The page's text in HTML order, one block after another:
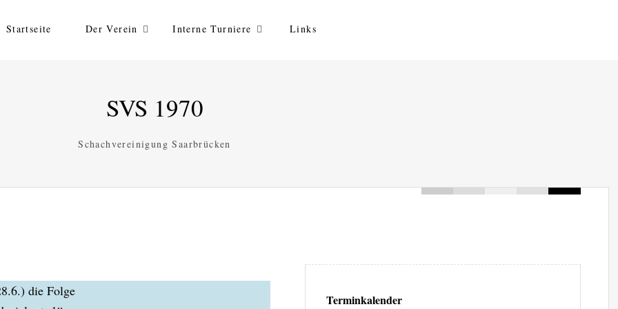
Startseite Der Verein Interne Turniere Links
SVS 1970
Schachvereinigung Saarbrücken
die Folge
Terminkalender